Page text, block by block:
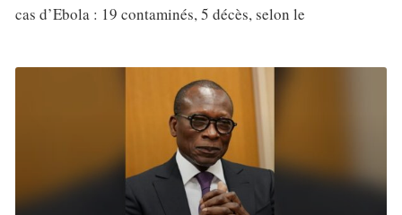
cas d’Ebola : 19 contaminés, 5 décès, selon le